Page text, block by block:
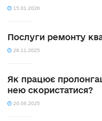
15.01.2026
Послуги ремонту
26.11.2025
Як працює
нею скористатися?
20.06.2025